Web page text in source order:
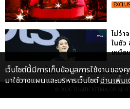
ไม่ว่า
ในตัว
เหมือ
เกี่ยวกับเรา ติดต่อลงโฆษ
© 2026 THAITICKETMAJOR All
เว็บไซต์นี้มีการเก็บข้อมูลการใช้งานของ
มาใช้วางแผนและบริหารเว็บไซต์อ่านเพิ่ม